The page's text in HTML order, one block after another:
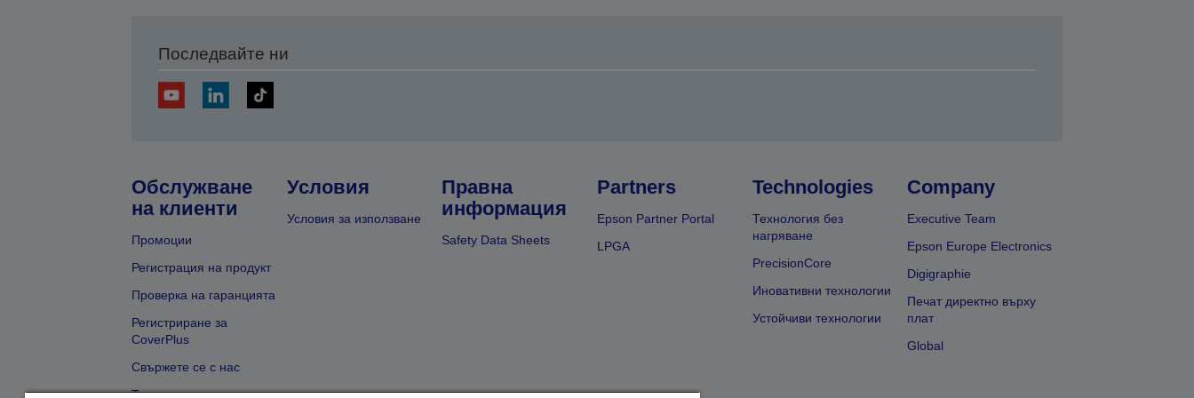
Последвайте ни
Обслужване
на клиенти
Промоции
Регистрация на продукт
Проверка на гаранцията
Регистриране за
CoverPlus
Свържете се с нас
Търсене на търговец
Условия
Условия за използване
Правна
информация
Safety Data Sheets
Partners
Epson Partner Portal
LPGA
Technologies
Технология без
нагряване
PrecisionCore
Иновативни технологии
Устойчиви технологии
Company
Executive Team
Epson Europe Electronics
Digigraphie
Печат директно върху
плат
Global